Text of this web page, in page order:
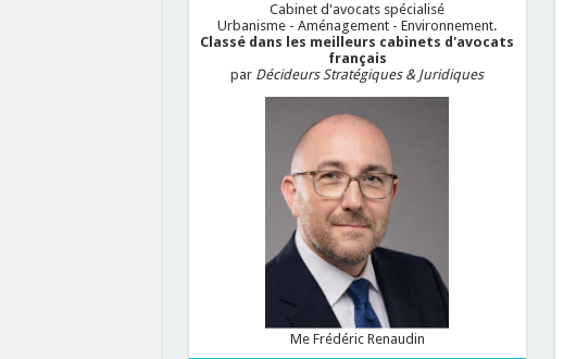
Cabinet d'avocats spécialisé
Urbanisme - Aménagement - Environnement.
Classé dans les meilleurs cabinets d'avocats
français
par Décideurs Stratégiques & Juridiques
Me Frédéric Renaudin